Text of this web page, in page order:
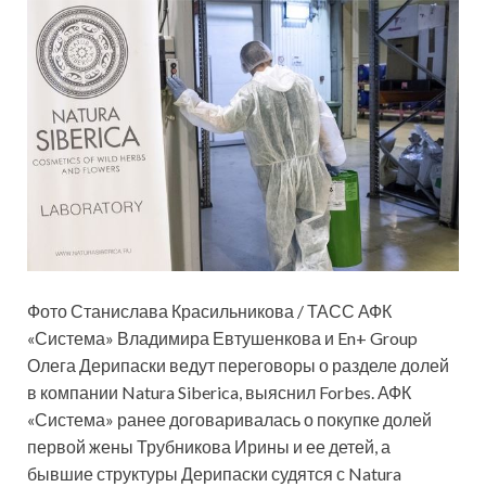
Фото Станислава Красильникова / ТАСС АФК
«Система» Владимира Евтушенкова и En+ Group
Олега Дерипаски ведут переговоры о разделе долей
в компании Natura Siberica, выяснил Forbes. АФК
«Система» ранее договаривалась о покупке долей
первой жены Трубникова Ирины и ее детей, а
бывшие структуры Дерипаски судятся с Natura